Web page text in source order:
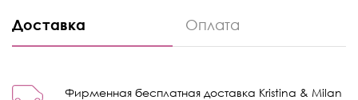
Доставка Оплата
Фирменная бесплатная доставка Kristina & Milan